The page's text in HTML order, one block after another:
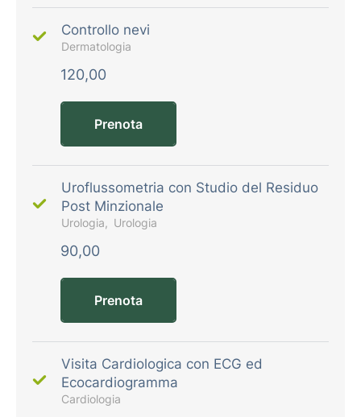
Controllo nevi
Dermatologia
120,00
Prenota
Uroflussometria con Studio del Residuo
Post Minzionale
Urologia Urologia
90,00
Prenota
Visita Cardiologica con ECG ed
Ecocardiogramma
Cardiologia